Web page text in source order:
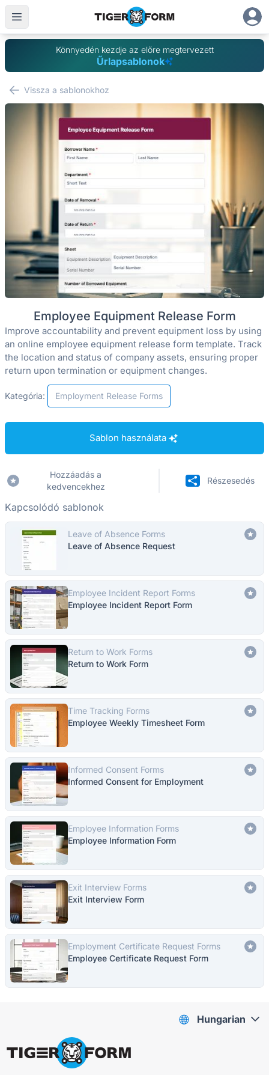
Könnyedén kezdje az előre megtervezett
Űrlapsablonok
Vissza a sablonokhoz
Employee Equipment Release Form
Improve accountability and prevent equipment loss by using
an online employee equipment release form template. Track
the location and status of company assets, ensuring proper
return upon termination or equipment changes.
Kategória: Employment Release Forms
Sablon használata
Hozzáadás a
kedvencekhez
Részesedés
Kapcsolódó sablonok
Leave of Absence Forms
Leave of Absence Request
Employee Incident Report Forms
Employee Incident Report Form
Return to Work Forms
Return to Work Form
Time Tracking Forms
Employee Weekly Timesheet Form
Informed Consent Forms
Informed Consent for Employment
Employee Information Forms
Employee Information Form
Exit Interview Forms
Exit Interview Form
Employment Certificate Request Forms
Employee Certificate Request Form
Hungarian